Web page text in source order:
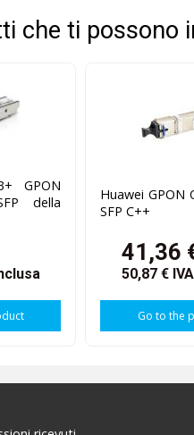
che ti possono
GPON
della
Huawei GPON
SFP C++
41,36
50,87 €
Go to the